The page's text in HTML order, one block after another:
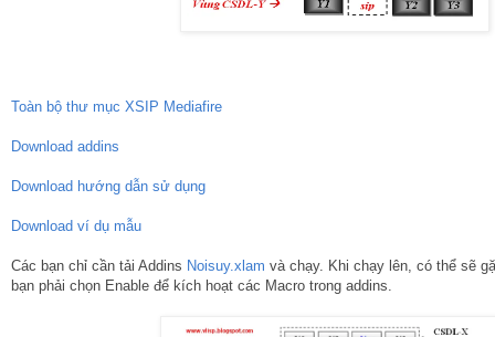
Toàn bộ thư mục XSIP Mediafire
Download addins
Download hướng dẫn sử dụng
Download ví dụ mẫu
Các bạn chỉ cần tải Addins Noisuy.xlam và chạy. Khi chạy lên, có thể sẽ
bạn phải chọn Enable để kích hoạt các Macro trong addins.